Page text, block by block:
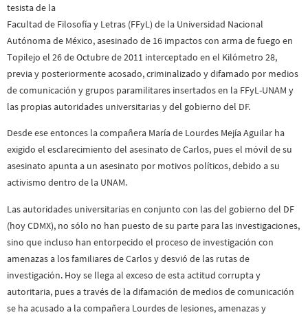
tesista de la
Facultad de Filosofía y Letras (FFyL) de la Universidad Nacional
Autónoma de México, asesinado de 16 impactos con arma de fuego en
Topilejo el 26 de Octubre de 2011 interceptado en el Kilómetro 28,
previa y posteriormente acosado, criminalizado y difamado por medios
de comunicación y grupos paramilitares insertados en la FFyL-UNAM y
las propias autoridades universitarias y del gobierno del DF.
Desde ese entonces la compañera María de Lourdes Mejía Aguilar ha
exigido el esclarecimiento del asesinato de Carlos, pues el móvil de su
asesinato apunta a un asesinato por motivos políticos, debido a su
activismo dentro de la UNAM.
Las autoridades universitarias en conjunto con las del gobierno del DF
(hoy CDMX), no sólo no han puesto de su parte para las investigaciones,
sino que incluso han entorpecido el proceso de investigación con
amenazas a los familiares de Carlos y desvió de las rutas de
investigación. Hoy se llega al exceso de esta actitud corrupta y
autoritaria, pues a través de la difamación de medios de comunicación
se ha acusado a la compañera Lourdes de lesiones, amenazas y